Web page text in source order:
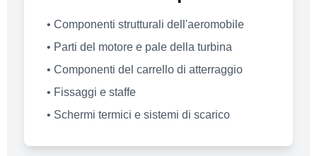
• Componenti strutturali dell'aeromobile
• Parti del motore e pale della turbina
• Componenti del carrello di atterraggio
• Fissaggi e staffe
• Schermi termici e sistemi di scarico